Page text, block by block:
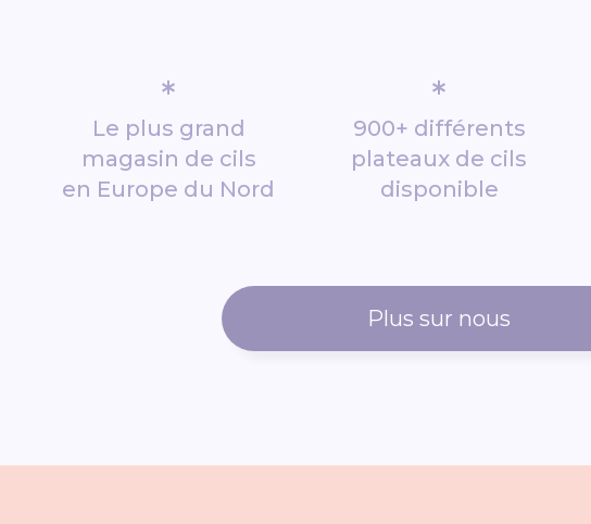
*
Le plus grand
magasin de cils
en Europe du Nord
*
900+ différents
plateaux de cils
disponible
Plus sur nous